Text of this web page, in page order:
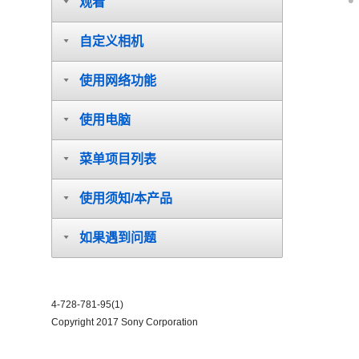
自定义相机
使用网络功能
使用电脑
菜单项目列表
使用须知/本产品
如果遇到问题
4-728-781-95(1)
Copyright 2017 Sony Corporation